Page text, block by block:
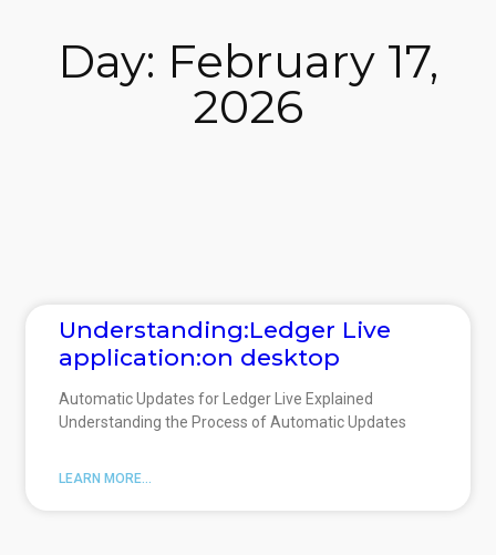
Day: February 17,
2026
Understanding:Ledger Live
application:on desktop
Automatic Updates for Ledger Live Explained
Understanding the Process of Automatic Updates
LEARN MORE...